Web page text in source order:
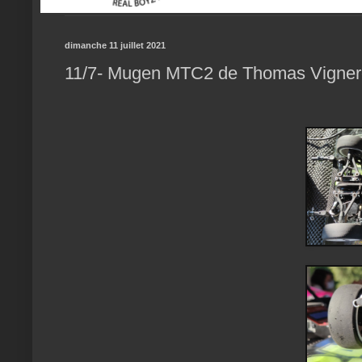
dimanche 11 juillet 2021
11/7- Mugen MTC2 de Thomas